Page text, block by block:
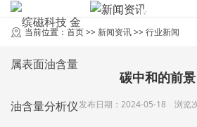
NEWS
新闻资讯
当前位置： 首页>> 新闻资讯>>行业新闻
碳中和的前景
发布日期：2024-05-18 浏览